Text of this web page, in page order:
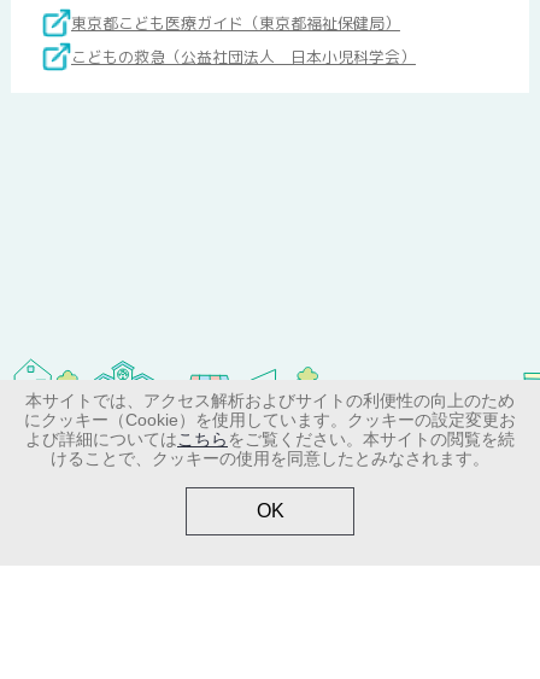
東京都こども医療ガイド（東京都福祉保健局）
こどもの救急（公益社団法人 日本小児科学会）
＞サイトマップ
＞お問い合わせ
＞個人情報の取り扱いについて
＞ご利用規約
本サイトでは、アクセス解析およびサイトの利便性の向上のため
にクッキー（Cookie）を使用しています。クッキーの設定変更お
よび詳細についてはこちら をご覧ください。本サイトの閲覧を続
けることで、クッキーの使用を同意したとみなされます。
OK